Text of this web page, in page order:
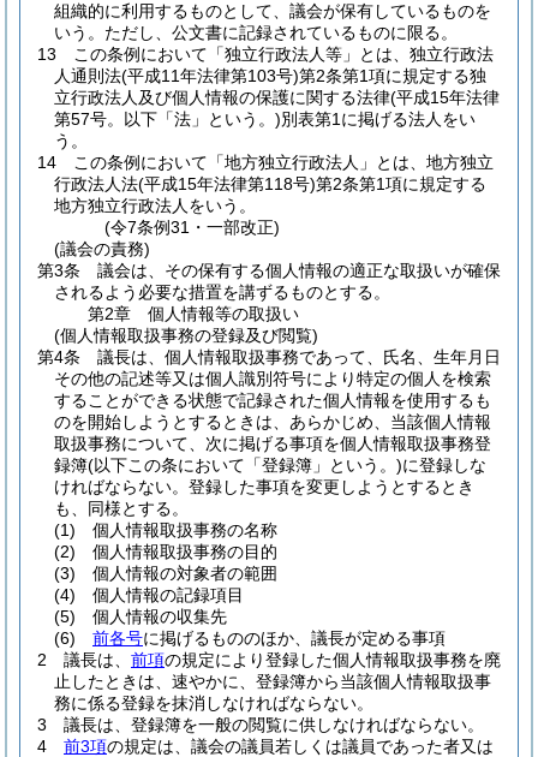
組織的に利用するものとして、議会が保有しているものを
いう。 ただし、公文書に記録されているものに限る。
13
この条例において「独立行政法人等」とは、独立行政法
人通則法(平成11年法律第103号)第2条第1項に規定する独
立行政法人及び個人情報の保護に関する法律(平成15年法律
第57号。以下「法」という。)別表第1に掲げる法人をい
う。
14
この条例において「地方独立行政法人」とは、地方独立
行政法人法(平成15年法律第118号)第2条第1項に規定する
地方独立行政法人をいう。
(令7条例31・一部改正)
(議会の責務)
第3条
議会は、その保有する個人情報の適正な取扱いが確保
されるよう必要な措置を講ずるものとする。
第2章
個人情報等の取扱い
(個人情報取扱事務の登録及び閲覧)
第4条
議長は、個人情報取扱事務であって、氏名、生年月日
その他の記述等又は個人識別符号により特定の個人を検索
することができる状態で記録された個人情報を使用するも
のを開始しようとするときは、あらかじめ、当該個人情報
取扱事務について、次に掲げる事項を個人情報取扱事務登
録簿(以下この条において「登録簿」という。)に登録しな
ければならない。 登録した事項を変更しようとするとき
も、同様とする。
(1)
個人情報取扱事務の名称
(2)
個人情報取扱事務の目的
(3)
個人情報の対象者の範囲
(4)
個人情報の記録項目
(5)
個人情報の収集先
(6)
前各号に掲げるもののほか、議長が定める事項
2
議長は、 前項の規定により登録した個人情報取扱事務を廃
止したときは、速やかに、登録簿から当該個人情報取扱事
務に係る登録を抹消しなければならない。
3
議長は、登録簿を一般の閲覧に供しなければならない。
4
前3項の規定は、議会の議員若しくは議員であった者又は